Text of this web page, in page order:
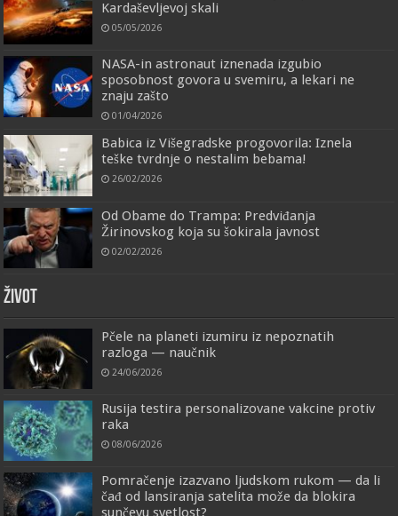
Kardaševljevoj skali
05/05/2026
NASA-in astronaut iznenada izgubio
sposobnost govora u svemiru, a lekari ne
znaju zašto
01/04/2026
Babica iz Višegradske progovorila: Iznela
teške tvrdnje o nestalim bebama!
26/02/2026
Od Obame do Trampa: Predviđanja
Žirinovskog koja su šokirala javnost
02/02/2026
ŽIVOT
Pčele na planeti izumiru iz nepoznatih
razloga — naučnik
24/06/2026
Rusija testira personalizovane vakcine protiv
raka
08/06/2026
Pomračenje izazvano ljudskom rukom — da li
čađ od lansiranja satelita može da blokira
sunčevu svetlost?